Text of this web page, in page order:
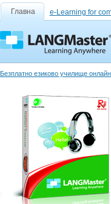
Главна e-Learning for
Безплатно езиково училище онлайн